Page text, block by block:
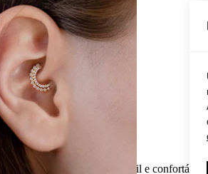
as tuas argolas de forma fácil e